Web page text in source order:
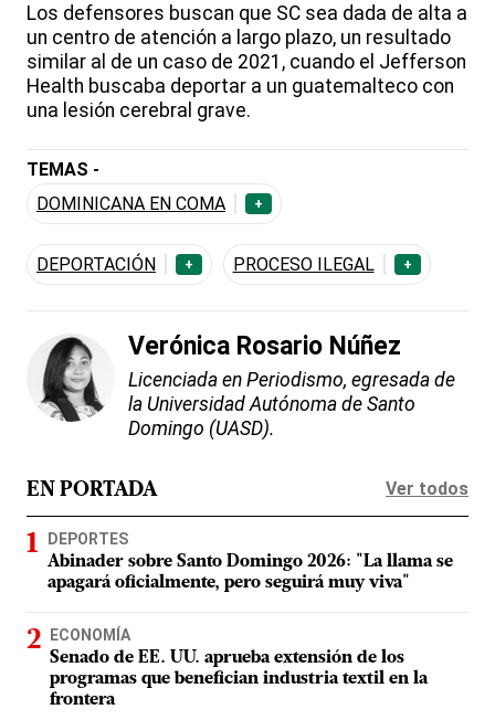
Los defensores buscan que SC sea dada de alta a
un centro de atención a largo plazo, un resultado
similar al de un caso de 2021, cuando el Jefferson
Health buscaba deportar a un guatemalteco con
una lesión cerebral grave.
TEMAS -
DOMINICANA EN COMA
+
DEPORTACIÓN + PROCESO ILEGAL +
Verónica Rosario Núñez
Licenciada en Periodismo, egresada de
la Universidad Autónoma de Santo
Domingo (UASD).
EN PORTADA Ver todos
DEPORTES
Abinader sobre Santo Domingo 2026: "La llama se
apagará oficialmente, pero seguirá muy viva"
ECONOMÍA
Senado de EE. UU. aprueba extensión de los
programas que benefician industria textil en la
frontera